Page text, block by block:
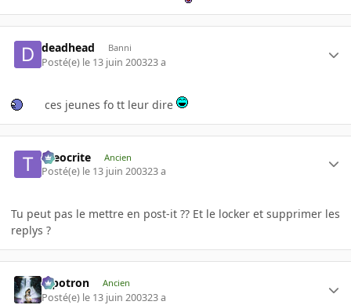
deadhead Banni
Posté(e) le 13 juin 200323 a
ces jeunes fo tt leur dire
theocrite Ancien
Posté(e) le 13 juin 200323 a
Tu peut pas le mettre en post-it ?? Et le locker et supprimer les
replys ?
Pipotron Ancien
Posté(e) le 13 juin 200323 a